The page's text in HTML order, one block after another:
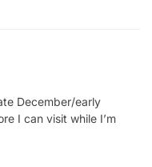
December/early
I can visit while I’m